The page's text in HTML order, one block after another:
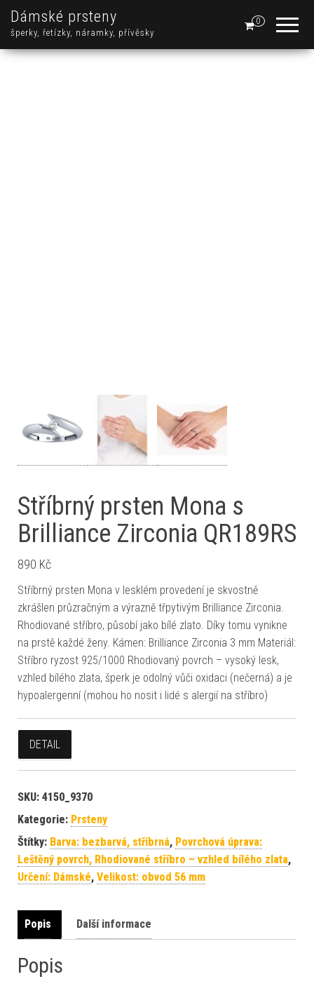
Dámské prsteny
šperky, řetízky, náramky, přívěsky
0
Stříbrný prsten Mona s
Brilliance Zirconia QR189RS
890 Kč
Stříbrný prsten Mona v lesklém provedení je skvostně
zkrášlen průzračným a výrazně třpytivým Brilliance Zirconia.
Rhodiované stříbro, působí jako bílé zlato. Díky tomu vynikne
na prstě každé ženy. Kámen: Brilliance Zirconia 3 mm Materiál:
Stříbro ryzost 925/1000 Rhodiovaný povrch – vysoký lesk,
vzhled bílého zlata, šperk je odolný vůči oxidaci (nečerná) a je
hypoalergenní (mohou ho nosit i lidé s alergií na stříbro)
DETAIL
SKU: 4150_9370
Kategorie: Prsteny
Štítky: Barva: bezbarvá, stříbrná, Povrchová úprava:
Leštěný povrch, Rhodiované stříbro – vzhled bílého zlata,
Určení: Dámské, Velikost: obvod 56 mm
Popis Další informace
Popis